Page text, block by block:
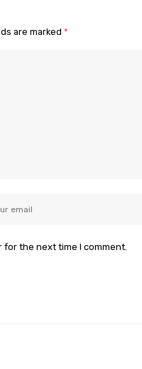
are marked *
for the next time I comment.